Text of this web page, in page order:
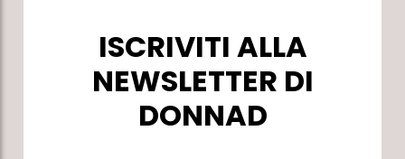
ISCRIVITI ALLA
NEWSLETTER DI
DONNAD